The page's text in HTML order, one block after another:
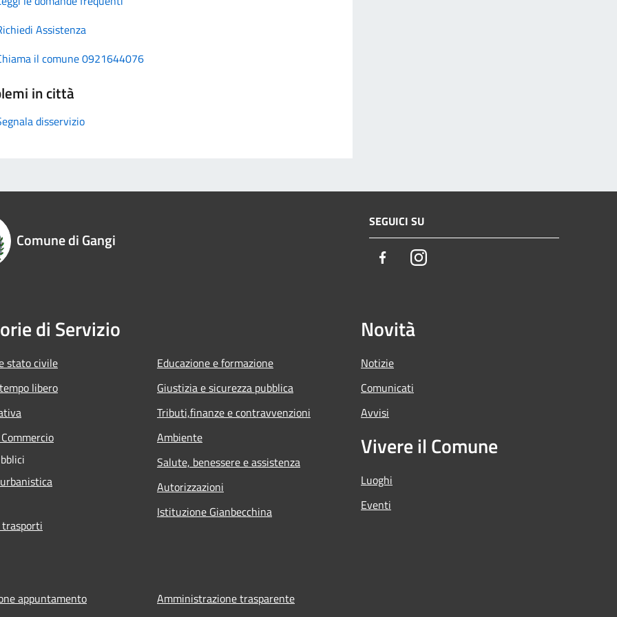
Assistenza
il comune 0921644076
in città
disservizio
Comune di Gangi
SEGUICI SU
FacebookInstagram
di Servizio
stato civile
libero
Educazione e formazione
Giustizia e sicurezza pubblica
Tributi,finanze e contravvenzioni
Ambiente
Salute, benessere e assistenza
Autorizzazioni
Istituzione Gianbecchina
Novità
Notizie
Comunicati
Avvisi
Vivere il Comune
Luoghi
Eventi
appuntamento
Amministrazione trasparente